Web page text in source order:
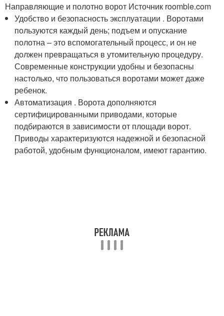
Направляющие и полотно ворот Источник roomble.com
Удобство и безопасность эксплуатации . Воротами
пользуются каждый день; подъем и опускание
полотна – это вспомогательный процесс, и он не
должен превращаться в утомительную процедуру.
Современные конструкции удобны и безопасны
настолько, что пользоваться воротами может даже
ребенок.
Автоматизация . Ворота дополняются
сертифицированными приводами, которые
подбираются в зависимости от площади ворот.
Приводы характеризуются надежной и безопасной
работой, удобным функционалом, имеют гарантию.